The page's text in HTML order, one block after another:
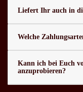
Liefert Ihr auch in
Welche
Kann ich bei Euch
anzuprobieren?